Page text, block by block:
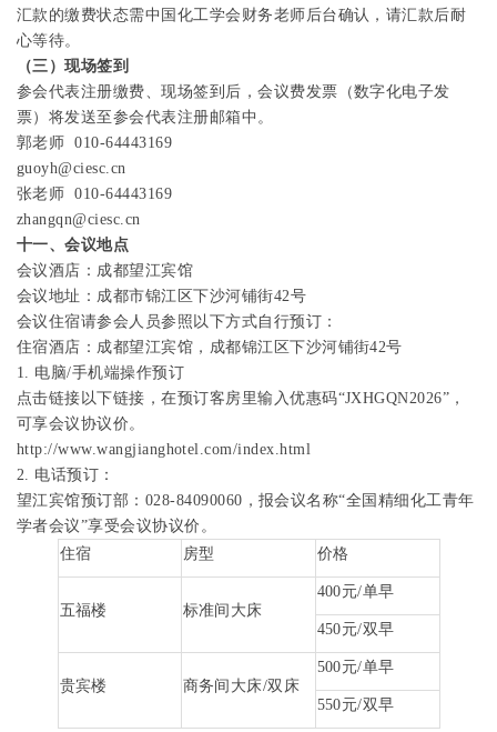
汇款的缴费状态需中国化工学会财务老师后台确认，请汇款后耐
心等待。
（三）现场签到
参会代表注册缴费、现场签到后，会议费发票（数字化电子发
票）将发送至参会代表注册邮箱中。
郭老师010-64443169
guoyh@ciesc.cn
张老师010-64443169
zhangqn@ciesc.cn
十一、会议地点
会议酒店：成都望江宾馆
会议地址：成都市锦江区下沙河铺街42号
会议住宿请参会人员参照以下方式自行预订：
住宿酒店：成都望江宾馆，成都锦江区下沙河铺街42号
1. 电脑/手机端操作预订
点击链接 以下链接 ，在预订客房里输入优惠码“JXHGQN2026”，
可享会议协议价。
http://www.wangjianghotel.com/index.html
2. 电话预订：
望江宾馆预订部： 028-84090060 ，报会议名称“全国精细化工青年
学者会议”享受会议协议价。
住宿
房型 价格
五福楼 标准间大床
400元/单早
450元/双早
贵宾楼 商务间大床/双床
500元/单早
550元/双早